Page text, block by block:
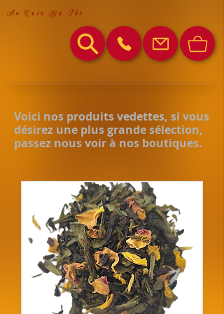
Au Coin Du Thé
Voici nos produits vedettes, si vous
désirez une plus grande sélection,
passez nous voir à nos boutiques.